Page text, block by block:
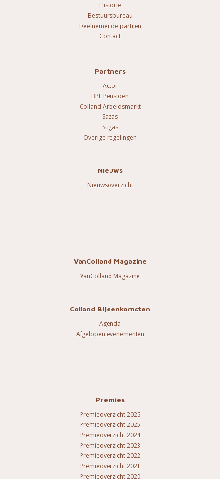
Historie
Bestuursbureau
Deelnemende partijen
Contact
Partners
Actor
BPL Pensioen
Colland Arbeidsmarkt
Sazas
Stigas
Overige regelingen
Nieuws
Nieuwsoverzicht
VanColland Magazine
VanColland Magazine
Colland Bijeenkomsten
Agenda
Afgelopen evenementen
Premies
Premieoverzicht 2026
Premieoverzicht 2025
Premieoverzicht 2024
Premieoverzicht 2023
Premieoverzicht 2022
Premieoverzicht 2021
Premieoverzicht 2020